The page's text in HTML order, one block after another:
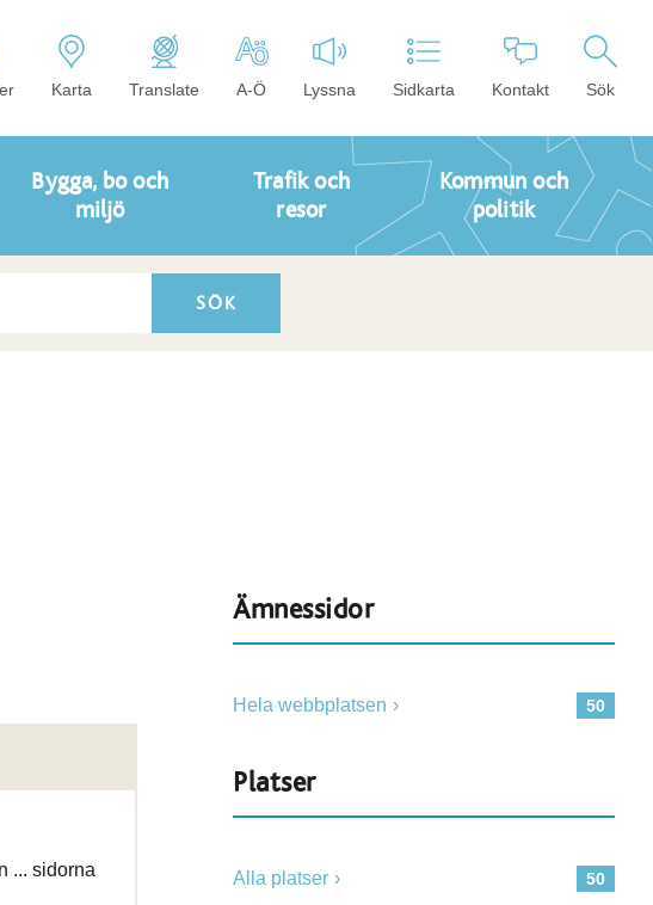
Karta Translate A-Ö Lyssna Sidkarta Kontakt Sök
Bygga, bo och
miljö
Trafik och
resor
Kommun och
politik
... sidorna
Ämnessidor
50
Hela webbplatsen
Platser
50
Alla platser